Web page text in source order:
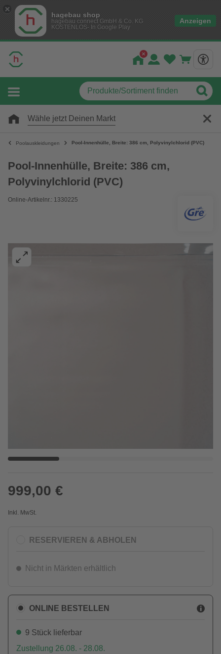
hagebau shop
hagebau connect GmbH & Co. KG
KOSTENLOS- In Google Play
Anzeigen
Wähle jetzt Deinen Markt
Poolauskleidungen Pool-Innenhülle, Breite: 386 cm, Polyvinylchlorid (PVC)
Pool-Innenhülle, Breite: 386 cm,
Polyvinylchlorid (PVC)
Online-Artikelnr.: 1330225
999,00 €
Inkl. MwSt.
RESERVIEREN & ABHOLEN
Nicht in Märkten erhältlich
ONLINE BESTELLEN
9 Stück lieferbar
Zustellung 26.08. - 28.08.